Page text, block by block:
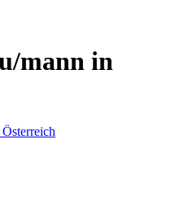
mann in
Österreich